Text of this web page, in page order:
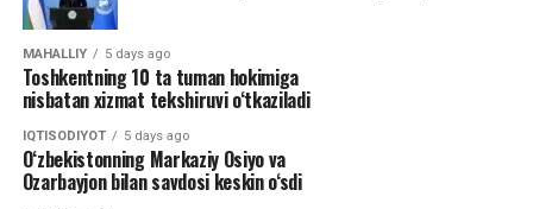
MAHALLIY 5 days ago
Toshkentning 10 ta tuman hokimiga
nisbatan xizmat tekshiruvi o‘tkaziladi
IQTISODIYOT 5 days ago
O‘zbekistonning Markaziy Osiyo va
Ozarbayjon bilan savdosi keskin o‘sdi